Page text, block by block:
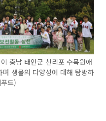
충남 태안군 천리포 수목원애
며 생물의 다양성에 대해 탐방하
드)